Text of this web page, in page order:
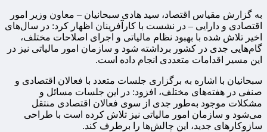
به گزارش مقیاس اقتصاد، سید هادی سبحانیان – معاون وزیر امور
اقتصادی و دارایی – در نشست با کارآفرینان اظهار کرد: در سال‌های
اخیر تلاش شده با بهبود نظام مالیاتی و اجرای اصلاحات مختلف،
گام‌هایی جدی در کشور برداشته شود و سازمان امور مالیاتی نیز در
این مسیر اقدامات متعددی انجام داده است.
سبحانیان با اشاره به برگزاری جلسات متعدد با فعالان اقتصادی و
صنفی در هفته‌های مختلف، افزود: در این جلسات مسائل و
مشکلات موجود به‌طور جدی از سوی فعالان اقتصادی منتقل
می‌شود و سازمان امور مالیاتی نیز تلاش کرده است با طراحی
سازوکارهای جدید، این چالش‌ها را برطرف کند.